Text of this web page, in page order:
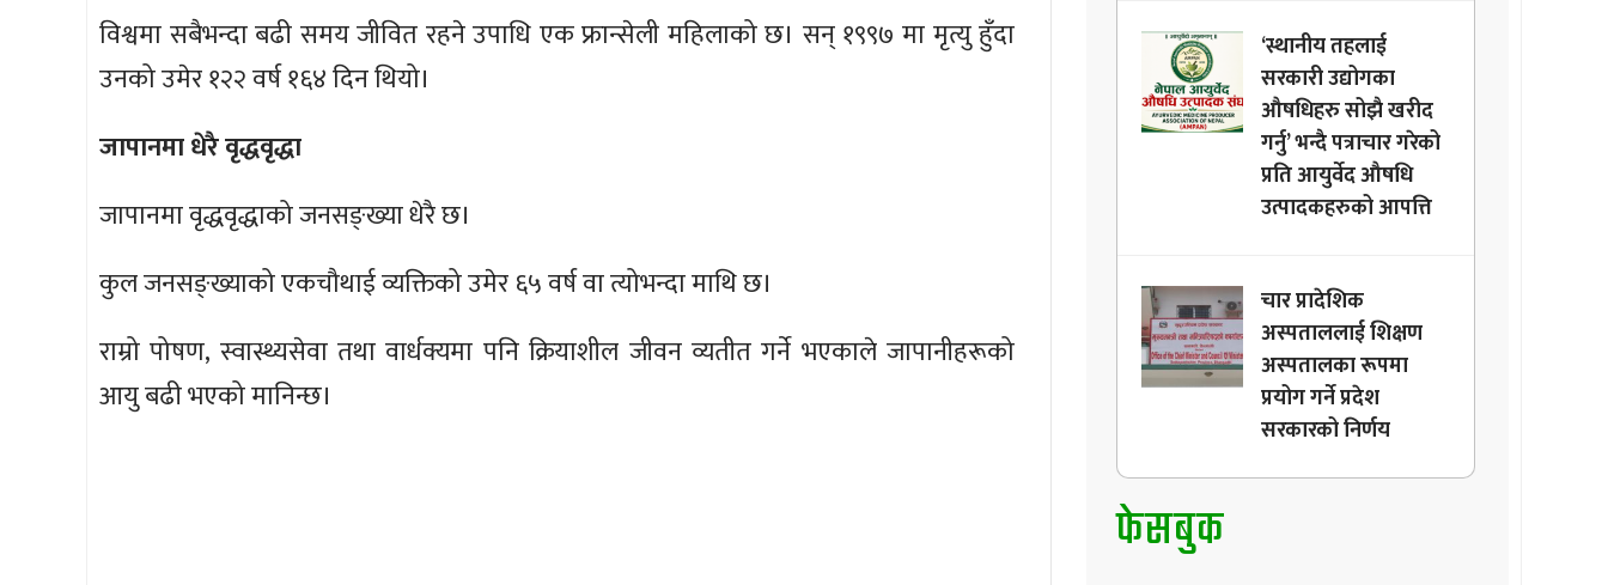
विश्वमा सबैभन्दा बढी समय जीवित रहने उपाधि एक फ्रान्सेली महिलाको छ। सन् १९९७ मा मृत्यु हुँदा
उनको उमेर १२२ वर्ष १६४ दिन थियो।
जापानमा धेरै वृद्धवृद्धा
जापानमा वृद्धवृद्धाको जनसङ्ख्या धेरै छ।
कुल जनसङ्ख्याको एकचौथाई व्यक्तिको उमेर ६५ वर्ष वा त्योभन्दा माथि छ।
राम्रो पोषण, स्वास्थ्यसेवा तथा वार्धक्यमा पनि क्रियाशील जीवन व्यतीत गर्ने भएकाले जापानीहरूको
आयु बढी भएको मानिन्छ।
‘स्थानीय तहलाई
सरकारी उद्योगका
औषधिहरु सोझै खरीद
गर्नु’ भन्दै पत्राचार गरेको
प्रति आयुर्वेद औषधि
उत्पादकहरुको आपत्ति
चार प्रादेशिक
अस्पताललाई शिक्षण
अस्पतालका रूपमा
प्रयोग गर्ने प्रदेश
सरकारको निर्णय
फेसबुक